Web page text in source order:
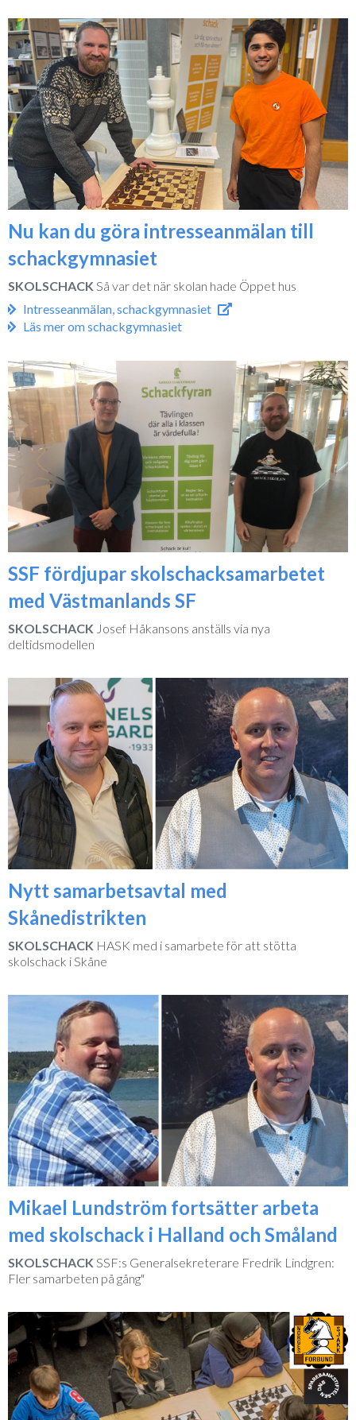
Nu kan du göra intresseanmälan till
schackgymnasiet
SKOLSCHACK Så var det när skolan hade Öppet hus
Intresseanmälan, schackgymnasiet
Läs mer om schackgymnasiet
SSF fördjupar skolschacksamarbetet
med Västmanlands SF
SKOLSCHACK Josef Håkansons anställs via nya
deltidsmodellen
Nytt samarbetsavtal med
Skånedistrikten
SKOLSCHACK HASK med i samarbete för att stötta
skolschack i Skåne
Mikael Lundström fortsätter arbeta
med skolschack i Halland och Småland
SKOLSCHACK SSF:s Generalsekreterare Fredrik Lindgren:
Fler samarbeten på gång"